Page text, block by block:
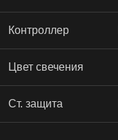
Контроллер
Цвет свечения
Ст. защита